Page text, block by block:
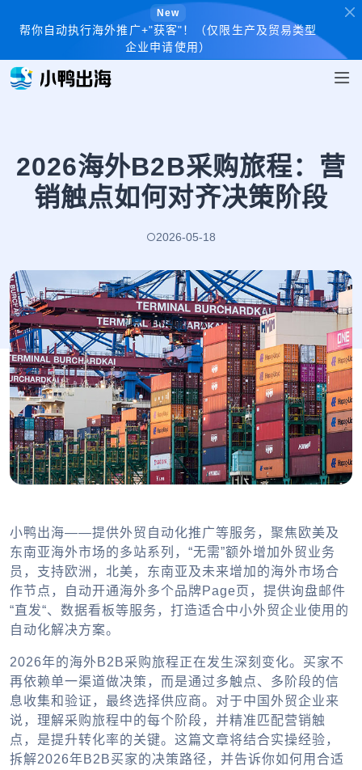
New
帮你自动执行海外推广+"获客"！（仅限生产及贸易类型
企业申请使用）
2026海外B2B采购旅程：营
销触点如何对齐决策阶段
2026-05-18
小鸭出海——提供外贸自动化推广等服务，聚焦欧美及
东南亚海外市场的多站系列，“无需”额外增加外贸业务
员，支持欧洲，北美，东南亚及未来增加的海外市场合
作节点，自动开通海外多个品牌Page页，提供询盘邮件
“直发“、数据看板等服务，打造适合中小外贸企业使用的
自动化解决方案。
2026年的海外B2B采购旅程正在发生深刻变化。买家不
再依赖单一渠道做决策，而是通过多触点、多阶段的信
息收集和验证，最终选择供应商。对于中国外贸企业来
说，理解采购旅程中的每个阶段，并精准匹配营销触
点，是提升转化率的关键。这篇文章将结合实操经验，
拆解2026年B2B买家的决策路径，并告诉你如何用合适